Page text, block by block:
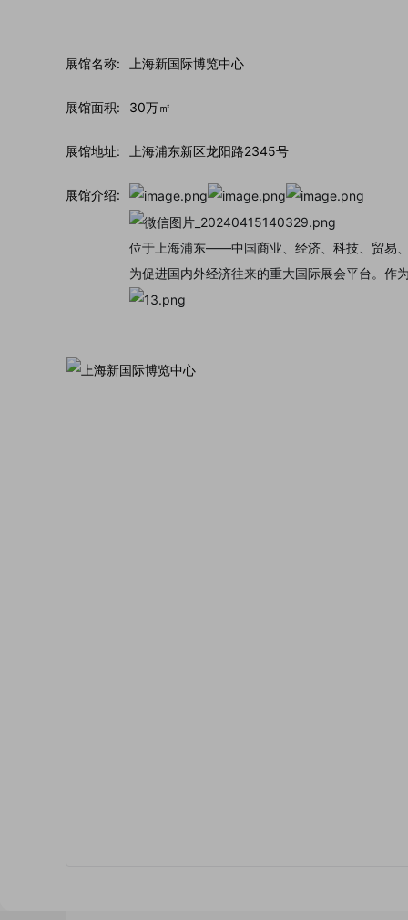
展馆名称: 上海新国际博览中心
展馆面积: 30万㎡
展馆地址: 上海浦东新区龙阳路2345号
展馆介绍:
位于上海浦东——中国商业、经济、科技、贸易
为促进国内外经济往来的重大国际展会平台。作